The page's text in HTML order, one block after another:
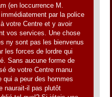
(en loccurrence M.
par la police
votre Centre et y avoir
vos services. Une chose
ny sont pas les bienvenus
forces de lordre qui
Sans aucune forme de
de votre Centre manu
qui a peur des hommes
il pas plutôt